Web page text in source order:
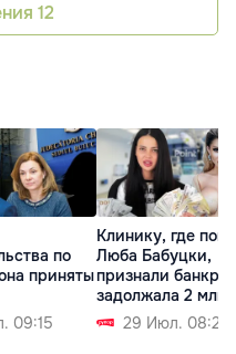
12
по
приняты
09:15
Клинику, где
Люба Бабуцки,
признали
задолжала 2 млн
29 Июл. 08:21